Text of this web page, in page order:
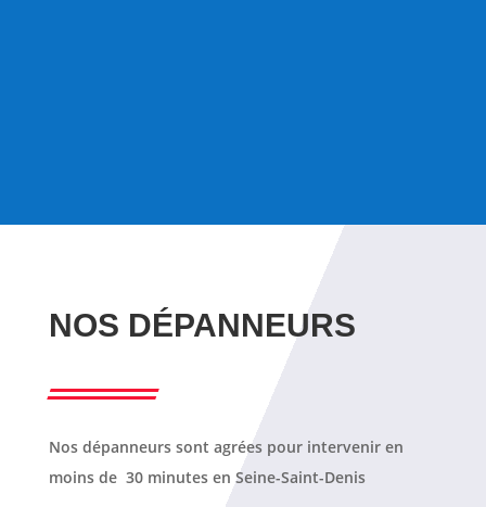
NOS DÉPANNEURS
Nos dépanneurs sont agrées pour intervenir en
moins de 30 minutes en Seine-Saint-Denis